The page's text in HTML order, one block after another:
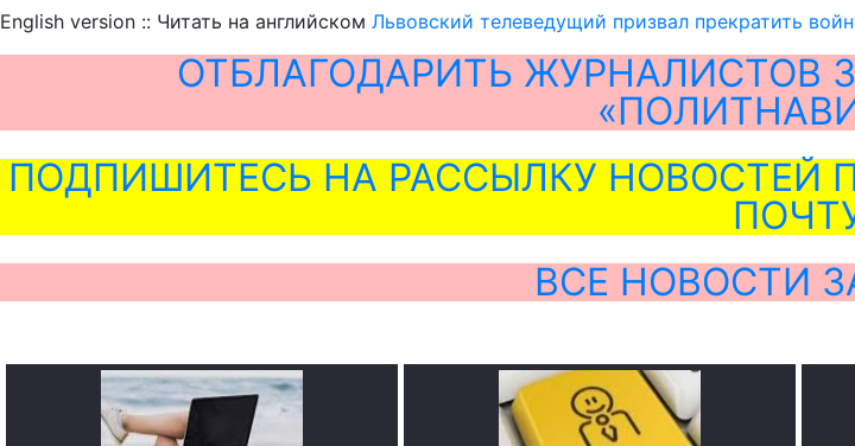
English version :: Читать на английском Львовский телеведущий призвал прекратить
ОТБЛАГОДАРИТЬ ЖУРНАЛИСТОВ
ПОДПИШИТЕСЬ НА РАССЫЛКУ НОВОСТЕЙ
ВСЕ НОВОСТИ